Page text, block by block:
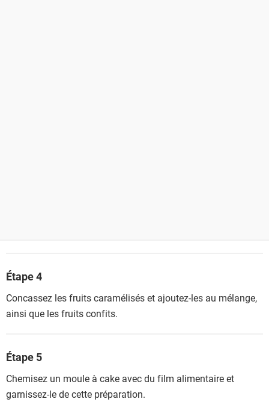
Étape 4
Concassez les fruits caramélisés et ajoutez-les au mélange,
ainsi que les fruits confits.
Étape 5
Chemisez un moule à cake avec du film alimentaire et
garnissez-le de cette préparation.